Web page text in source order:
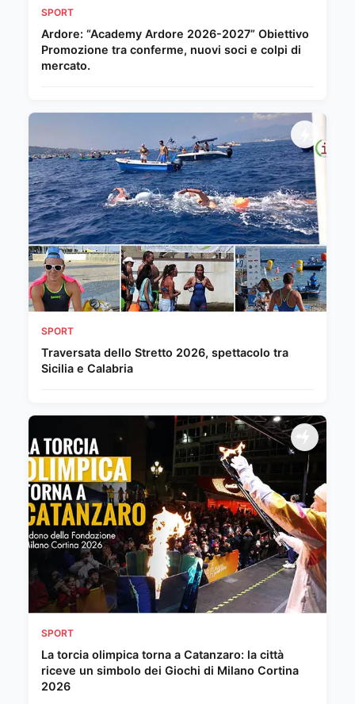
SPORT
Ardore: “Academy Ardore 2026-2027” Obiettivo
Promozione tra conferme, nuovi soci e colpi di
mercato.
SPORT
Traversata dello Stretto 2026, spettacolo tra
Sicilia e Calabria
SPORT
La torcia olimpica torna a Catanzaro: la città
riceve un simbolo dei Giochi di Milano Cortina
2026